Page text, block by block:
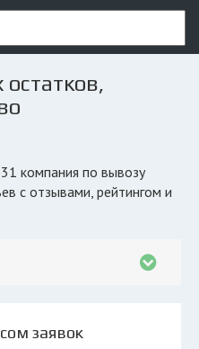
с отзывами, рейтингом и
заявок